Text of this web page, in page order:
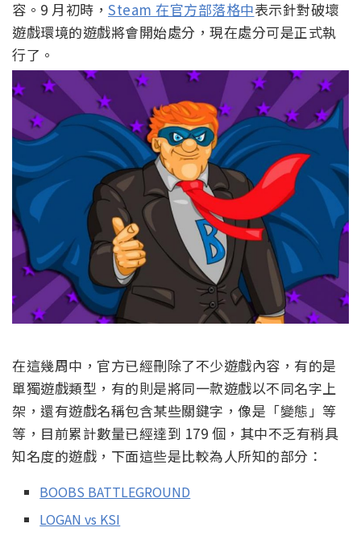
容。9 月初時， Steam 在官方部落格中表示針對破壞
遊戲環境的遊戲將會開始處分，現在處分可是正式執
行了。
在這幾周中，官方已經刪除了不少遊戲內容，有的是
單獨遊戲類型，有的則是將同一款遊戲以不同名字上
架，還有遊戲名稱包含某些關鍵字，像是「變態」等
等，目前累計數量已經達到 179 個，其中不乏有稍具
知名度的遊戲，下面這些是比較為人所知的部分：
BOOBS BATTLEGROUND
LOGAN vs KSI